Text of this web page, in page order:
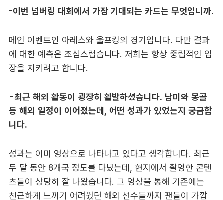
-이번 넘버링 대회에서 가장 기대되는 카드는 무엇입니까.
메인 이벤트인 아레스와 울프킹의 경기입니다. 다만 결과
에 대한 예측은 조심스럽습니다. 저희는 항상 중립적인 입
장을 지키려고 합니다.
-최근 해외 활동이 굉장히 활발하셨습니다. 남미와 몽골
등 해외 일정이 이어졌는데, 어떤 성과가 있었는지 궁금합
니다.
성과는 이미 영상으로 나타나고 있다고 생각합니다. 최근
두 달 동안 8개국 정도를 다녔는데, 현지에서 촬영한 콘텐
츠들이 상당히 잘 나왔습니다. 그 영상을 통해 기존에는
친근하게 느끼기 어려웠던 해외 선수들까지 팬들이 가깝